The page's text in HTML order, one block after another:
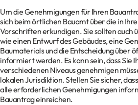
Um die Genehmigungen für Ihren
sich beim örtlichen Bauamt über die in
Vorschriften erkundigen. Sie sollten auch
wie einen Entwurf des Gebäudes, eine
Baumaterials und die Entscheidung über
informiert werden. Es kann sein, dass Sie
verschiedenen Niveaus genehmigen
lokalen Jurisdiktion. Stellen Sie sicher,
alle erforderlichen Genehmigungen
Bauantrag einreichen.